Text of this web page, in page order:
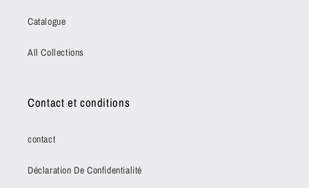
Catalogue
All Collections
Contact et conditions
contact
Déclaration De Confidentialité